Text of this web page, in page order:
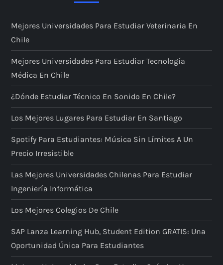
Mejores Universidades Para Estudiar Veterinaria En
Chile
Mejores Universidades Para Estudiar Tecnología
Médica En Chile
¿Dónde Estudiar Técnico En Sonido En Chile?
Los Mejores Lugares Para Estudiar En Santiago
Spotify Para Estudiantes: Música Sin Límites A Un
Precio Irresistible
Las Mejores Universidades Chilenas Para Estudiar
Ingeniería Informática
Los Mejores Colegios De Chile
SAP Lanza Learning Hub, Student Edition GRATIS: Una
Oportunidad Única Para Estudiantes